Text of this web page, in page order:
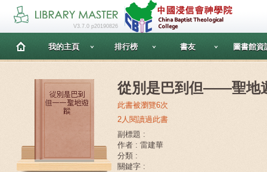
V3.7.0 p20190826
我的主頁 排行榜 書友 圖書館資
從別是巴到但——聖地
此書被瀏覽6次
2人閱讀過此書
副標題 :
作者 : 雷建華
分類 :
關鍵字 :